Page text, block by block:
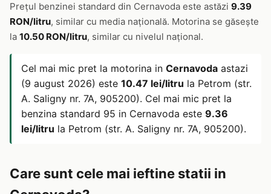
Prețul benzinei standard din Cernavoda este astăzi 9.39
RON/litru, similar cu media națională. Motorina se găsește
la 10.50 RON/litru, similar cu nivelul național.
Cel mai mic pret la motorina in Cernavoda astazi
(9 august 2026) este 10.47 lei/litru la Petrom (str.
A. Saligny nr. 7A, 905200). Cel mai mic pret la
benzina standard 95 in Cernavoda este 9.36
lei/litru la Petrom (str. A. Saligny nr. 7A, 905200).
Care sunt cele mai ieftine statii in